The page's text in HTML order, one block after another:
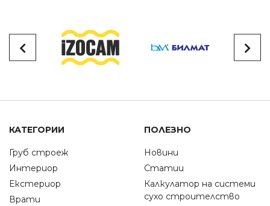
КАТЕГОРИИ
Груб строеж
Интериор
Екстериор
Врати
ПОЛЕЗНО
Новини
Статии
Калкулатор на системи
сухо строителство